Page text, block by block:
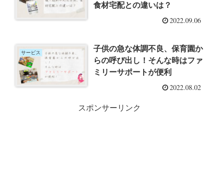
食材宅配との違いは？
2022.09.06
サービス
子供の急な体調不良、保育園か
らの呼び出し！そんな時はファ
ミリーサポートが便利
2022.08.02
スポンサーリンク